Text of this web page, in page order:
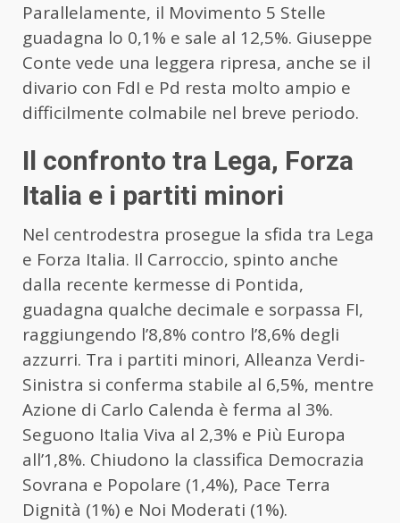
Parallelamente, il Movimento 5 Stelle
guadagna lo 0,1% e sale al 12,5%. Giuseppe
Conte vede una leggera ripresa, anche se il
divario con FdI e Pd resta molto ampio e
difficilmente colmabile nel breve periodo.
Il confronto tra Lega, Forza
Italia e i partiti minori
Nel centrodestra prosegue la sfida tra Lega
e Forza Italia. Il Carroccio, spinto anche
dalla recente kermesse di Pontida,
guadagna qualche decimale e sorpassa FI,
raggiungendo l’8,8% contro l’8,6% degli
azzurri. Tra i partiti minori, Alleanza Verdi-
Sinistra si conferma stabile al 6,5%, mentre
Azione di Carlo Calenda è ferma al 3%.
Seguono Italia Viva al 2,3% e Più Europa
all’1,8%. Chiudono la classifica Democrazia
Sovrana e Popolare (1,4%), Pace Terra
Dignità (1%) e Noi Moderati (1%).